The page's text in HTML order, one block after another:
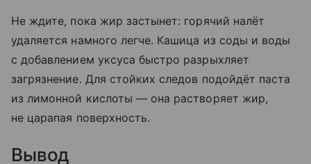
Не ждите, пока жир застынет: горячий налёт
удаляется намного легче. Кашица из соды и воды
с добавлением уксуса быстро разрыхляет
загрязнение. Для стойких следов подойдёт паста
из лимонной кислоты — она растворяет жир,
не царапая поверхность.
Вывод